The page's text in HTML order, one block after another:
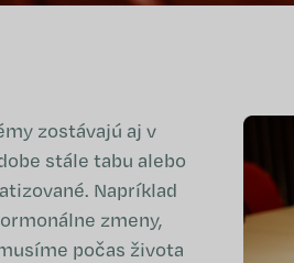
zostávajú aj v
stále tabu alebo
Napríklad
zmeny,
počas života